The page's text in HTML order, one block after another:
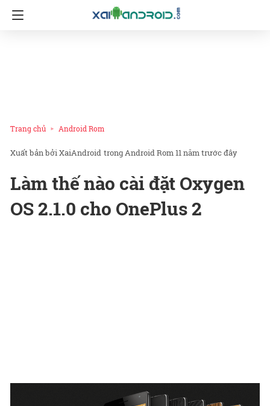
Trang chủ Android Rom
XaiAndroid trongAndroid Rom11 năm trước đây
Làm thế nào cài đặt Oxygen
OS 2.1.0 cho OnePlus 2